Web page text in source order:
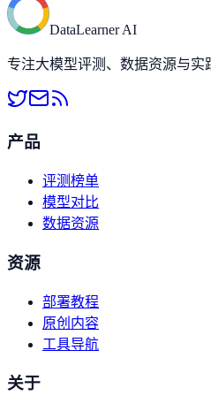
DataLearner AI
专注大模型评测、数据资源与实
产品
评测榜单
模型对比
数据资源
资源
部署教程
原创内容
工具导航
关于